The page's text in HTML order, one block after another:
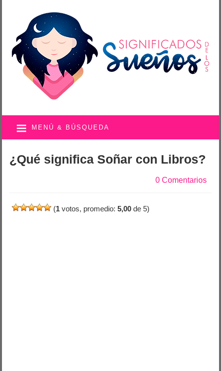
MENÚ & BÚSQUEDA
¿Qué significa Soñar con Libros?
0 Comentarios
(1 votos, promedio:5,00 de 5)